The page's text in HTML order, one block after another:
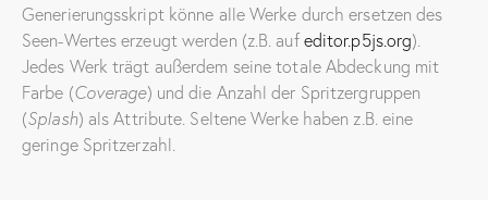
Generierungsskript könne alle Werke durch ersetzen des
Seen-Wertes erzeugt werden (z.B. aufeditor.p5js.org).
Jedes Werk trägt außerdem seine totale Abdeckung mit
Farbe (Coverage) und die Anzahl der Spritzergruppen
(Splash) als Attribute. Seltene Werke haben z.B. eine
geringe Spritzerzahl.